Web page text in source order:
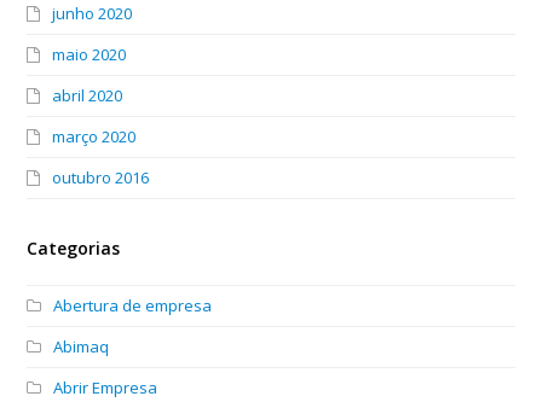
junho 2020
maio 2020
abril 2020
março 2020
outubro 2016
Categorias
Abertura de empresa
Abimaq
Abrir Empresa